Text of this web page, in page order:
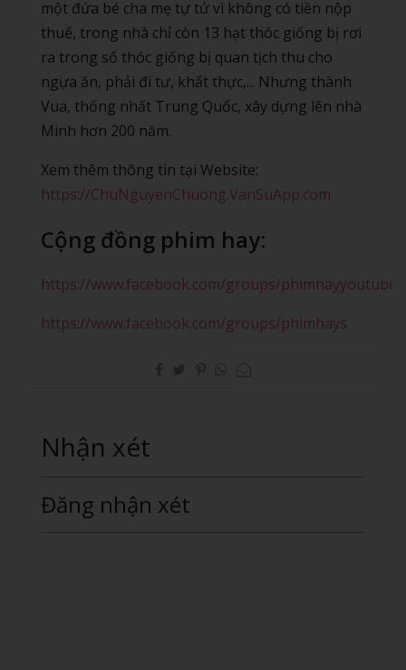
một đứa bé cha mẹ tự tử vì không có tiền nộp
thuế, trong nhà chỉ còn 13 hạt thóc giống bị rơi
ra trong số thóc giống bị quan tịch thu cho
ngựa ăn, phải đi tư, khất thực,... Nhưng thành
Vua, thống nhất Trung Quốc, xây dựng lên nhà
Minh hơn 200 năm.
Xem thêm thông tin tại Website:
https://ChuNguyenChuong.VanSuApp.com
Cộng đồng phim hay:
https://www.facebook.com/groups/phimhayyoutube
https://www.facebook.com/groups/phimhays
Nhận xét
Đăng nhận xét